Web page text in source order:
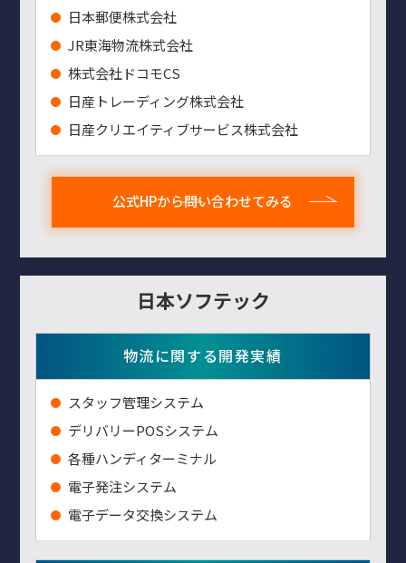
⽇本郵便株式会社
JR東海物流株式会社
株式会社ドコモCS
日産トレーディング株式会社
日産クリエイティブサービス株式会社
公式HPから問い合わせてみる
日本ソフテック
物流に関する開発実績
スタッフ管理システム
デリバリーPOSシステム
各種ハンディターミナル
電子発注システム
電子データ交換システム